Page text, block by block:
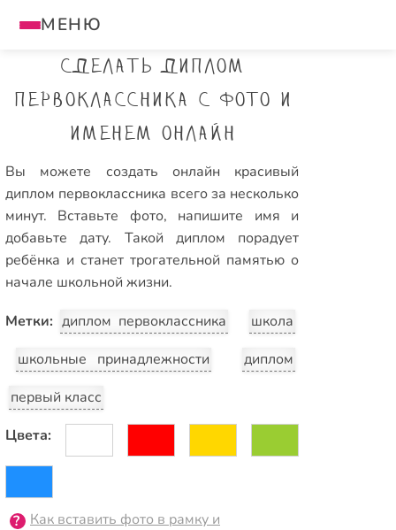
МЕНЮ
Сделать диплом
первоклассника с фото и
именем онлайн
Вы можете создать онлайн красивый
диплом первоклассника всего за несколько
минут. Вставьте фото, напишите имя и
добавьте дату. Такой диплом порадует
ребёнка и станет трогательной памятью о
начале школьной жизни.
Метки: диплом первоклассника
школа
школьные принадлежности
диплом
первый класс
Цвета:
Как вставить фото в рамку и